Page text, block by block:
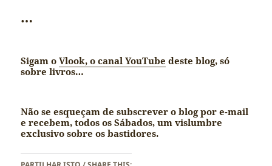
…
Sigam oVlook, o canal YouTube deste blog, só
sobre livros…
Não se esqueçam de subscrever o blog por e-mail
e recebem, todos os Sábados, um vislumbre
exclusivo sobre os bastidores.